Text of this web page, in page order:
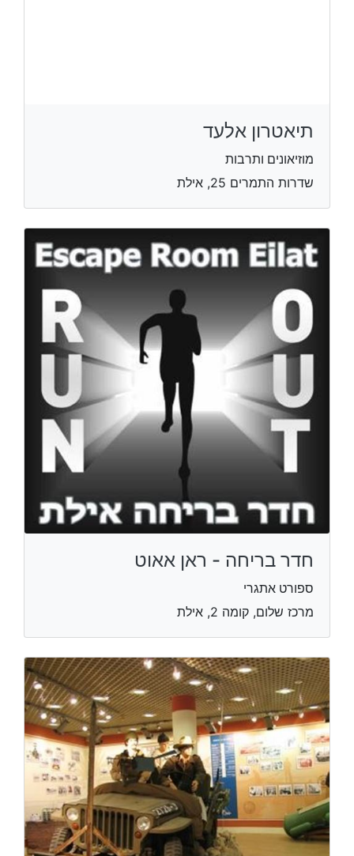
תיאטרון אלעד
מוזיאונים ותרבות
שדרות התמרים 25, אילת
חדר בריחה - ראן אאוט
ספורט אתגרי
מרכז שלום, קומה 2, אילת